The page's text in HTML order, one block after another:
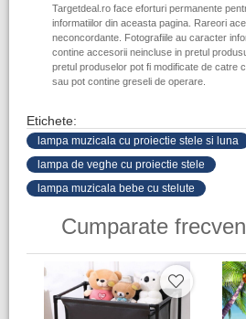
Targetdeal.ro face eforturi permanente
informatiilor din aceasta pagina. Rareori
neconcordante. Fotografiile au caracter
contine accesorii neincluse in pretul
pretul produselor pot fi modificate de catre
sau pot contine greseli de operare.
Etichete:
lampa muzicala cu proiectie stele si luna
lampa de veghe cu proiectie stele
lampa muzicala bebe cu stelute
Cumparate